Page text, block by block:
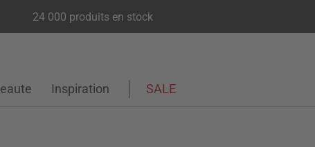
24 000 produits en stock
Inspiration SALE